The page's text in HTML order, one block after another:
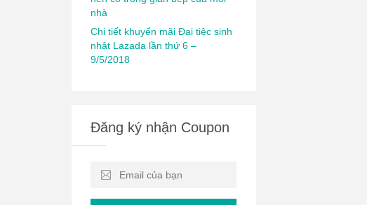
nhà
Chi tiết khuyến mãi Đại tiệc sinh
nhật Lazada lần thứ 6 –
9/5/2018
Đăng ký nhận Coupon